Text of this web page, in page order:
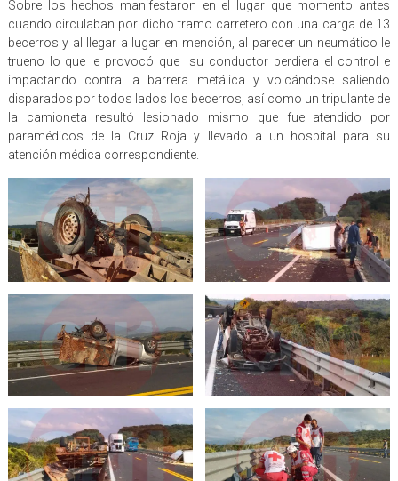
Sobre los hechos manifestaron en el lugar que momento antes
cuando circulaban por dicho tramo carretero con una carga de 13
becerros y al llegar a lugar en mención, al parecer un neumático le
trueno lo que le provocó que su conductor perdiera el control e
impactando contra la barrera metálica y volcándose saliendo
disparados por todos lados los becerros, así como un tripulante de
la camioneta resultó lesionado mismo que fue atendido por
paramédicos de la Cruz Roja y llevado a un hospital para su
atención médica correspondiente.